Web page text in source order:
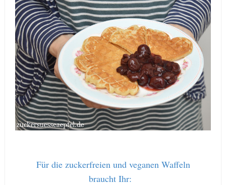
Für die zuckerfreien und veganen Waffeln
braucht Ihr: